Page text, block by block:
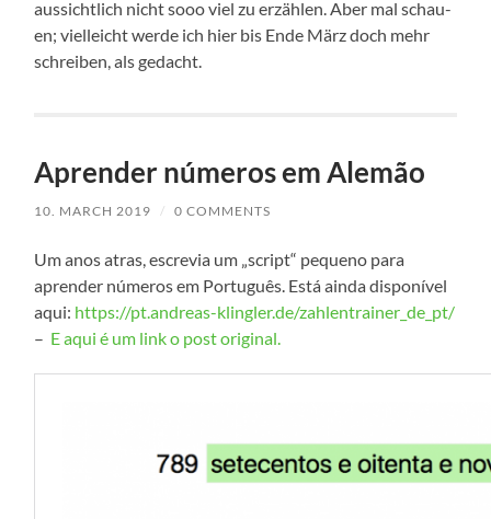
aus­sicht­lich nicht sooo viel zu erzäh­len. Aber mal schau­
en; viel­leicht wer­de ich hier bis Ende März doch mehr
schrei­ben, als gedacht.
Aprender números em Alemão
10. MARCH 2019 / 0 COMMENTS
Um anos atras, escrevia um „script“ peque­no para
apren­der núme­ros em Por­tu­guês. Está ain­da dis­poní­vel
aqui: https://pt.andreas-klingler.de/zahlentrainer_de_pt/
– E aqui é um link o post original.